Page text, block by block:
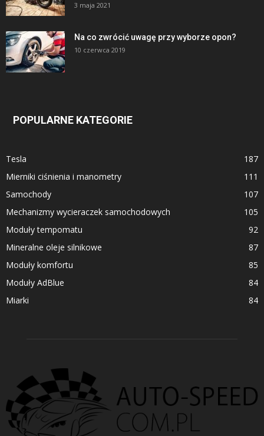
3 maja 2021
Na co zwrócić uwagę przy wyborze opon?
10 czerwca 2019
POPULARNE KATEGORIE
Tesla
187
Mierniki ciśnienia i manometry
111
Samochody
107
Mechanizmy wycieraczek samochodowych
105
Moduły tempomatu
92
Mineralne oleje silnikowe
87
Moduły komfortu
85
Moduły AdBlue
84
Miarki
84